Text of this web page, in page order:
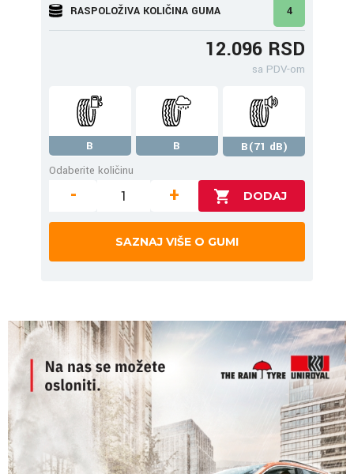
RASPOLOŽIVA KOLIČINA GUMA 4
12.096 RSD
sa PDV-om
B B
B(71 dB)
Odaberite količinu
- +
SAZNAJ VIŠE O GUMI